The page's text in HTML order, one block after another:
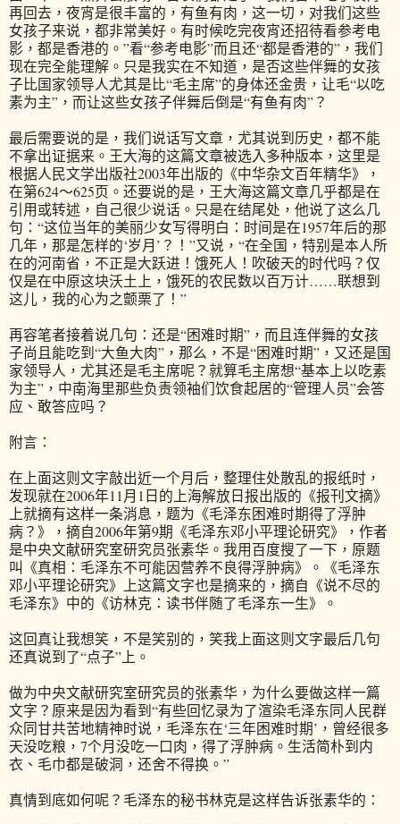
再回去，夜宵是很丰富的，有鱼有肉，这一切，对我们这些
女孩子来说，都非常美好。有时候吃完夜宵还招待看参考电
影，都是香港的。”看“参考电影”而且还“都是香港的”，我们
现在完全能理解。只是我实在不知道，是否这些伴舞的女孩
子比国家领导人尤其是比“毛主席”的身体还金贵，让毛“以吃
素为主”，而让这些女孩子伴舞后倒是“有鱼有肉”？
最后需要说的是，我们说话写文章，尤其说到历史，都不能
不拿出证据来。王大海的这篇文章被选入多种版本，这里是
根据人民文学出版社2003年出版的《中华杂文百年精华》，
在第624～625页。还要说的是，王大海这篇文章几乎都是在
引用或转述，自己很少说话。只是在结尾处，他说了这么几
句：“这位当年的美丽少女写得明白：时间是在1957年后的那
几年，那是怎样的‘岁月’？！”又说，“在全国，特别是本人所
在的河南省，不正是大跃进！饿死人！吹破天的时代吗？仅
仅是在中原这块沃土上，饿死的农民数以百万计……联想到
这儿，我的心为之颤栗了！”
再容笔者接着说几句：还是“困难时期”，而且连伴舞的女孩
子尚且能吃到“大鱼大肉”，那么，不是“困难时期”，又还是国
家领导人，尤其还是毛主席呢？就算毛主席想“基本上以吃素
为主”，中南海里那些负责领袖们饮食起居的“管理人员”会答
应、敢答应吗？
附言：
在上面这则文字敲出近一个月后，整理住处散乱的报纸时，
发现就在2006年11月1日的上海解放日报出版的《报刊文摘》
上就摘有这样一条消息，题为《毛泽东困难时期得了浮肿
病？》，摘自2006年第9期《毛泽东邓小平理论研究》，作者
是中央文献研究室研究员张素华。我用百度搜了一下，原题
叫《真相：毛泽东不可能因营养不良得浮肿病》。《毛泽东
邓小平理论研究》上这篇文字也是摘来的，摘自《说不尽的
毛泽东》中的《访林克：读书伴随了毛泽东一生》。
这回真让我想笑，不是笑别的，笑我上面这则文字最后几句
还真说到了“点子”上。
做为中央文献研究室研究员的张素华，为什么要做这样一篇
文字？原来是因为看到“有些回忆录为了渲染毛泽东同人民群
众同甘共苦地精神时说，毛泽东在‘三年困难时期’，曾经很多
天没吃粮，7个月没吃一口肉，得了浮肿病。生活简朴到内
衣、毛巾都是破洞，还舍不得换。”
真情到底如何呢？毛泽东的秘书林克是这样告诉张素华的：